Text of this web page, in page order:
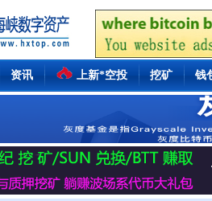
资讯 上新*空投 挖矿 钱